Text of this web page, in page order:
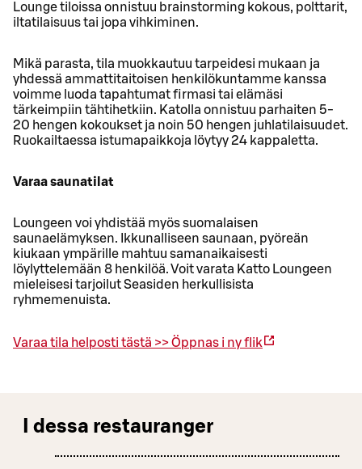
Lounge tiloissa onnistuu brainstorming kokous, polttarit,
iltatilaisuus tai jopa vihkiminen.
Mikä parasta, tila muokkautuu tarpeidesi mukaan ja
yhdessä ammattitaitoisen henkilökuntamme kanssa
voimme luoda tapahtumat firmasi tai elämäsi
tärkeimpiin tähtihetkiin. Katolla onnistuu parhaiten 5-
20 hengen kokoukset ja noin 50 hengen juhlatilaisuudet.
Ruokailtaessa istumapaikkoja löytyy 24 kappaletta.
Varaa saunatilat
Loungeen voi yhdistää myös suomalaisen
saunaelämyksen. Ikkunalliseen saunaan, pyöreän
kiukaan ympärille mahtuu samanaikaisesti
löylyttelemään 8 henkilöä. Voit varata Katto Loungeen
mieleisesi tarjoilut Seasiden herkullisista
ryhmemenuista.
Varaa tila helposti tästä >>Öppnas i ny flik
I dessa restauranger